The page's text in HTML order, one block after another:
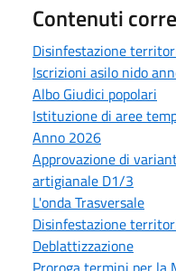
Contenuti
Disinfestazione
Iscrizioni asilo nido
Albo Giudici popolari
Istituzione di aree
Anno 2026
Approvazione di
artigianale D1/3
L'onda Trasversale
Disinfestazione
Deblattizzazione